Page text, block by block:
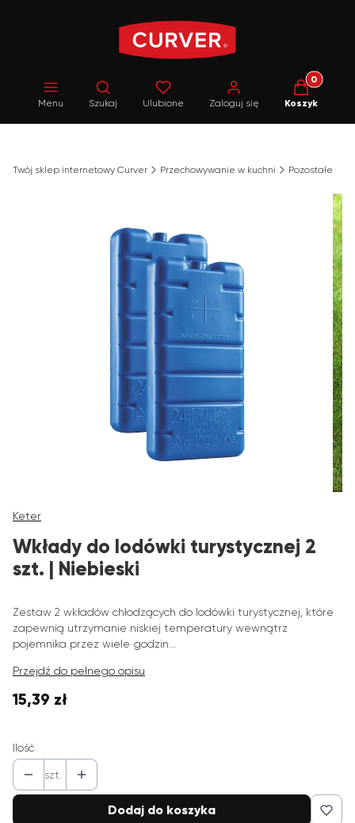
Menu
Otwórz wyszukiwarkę
Szukaj Ulubione Zaloguj się
Produkty
Koszyk
Twój sklep internetowy Curver Przechowywanie w kuchni Pozostałe
Keter
Wkłady do lodówki turystycznej 2
szt. | Niebieski
Zestaw 2 wkładów chłodzących do lodówki turystycznej, które
zapewnią utrzymanie niskiej temperatury wewnątrz
pojemnika przez wiele godzin...
Przejdź do pełnego opisu
Cena
15,39 zł
Ilość
szt.
Dodaj do koszyka